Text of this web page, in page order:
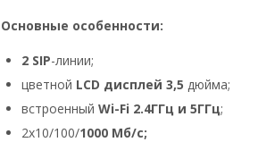
Основные особенности:
2 SIP-линии;
цветной LCD дисплей 3,5 дюйма;
встроенный Wi-Fi 2.4ГГц и 5ГГц;
2х10/100/1000 Мб/с;